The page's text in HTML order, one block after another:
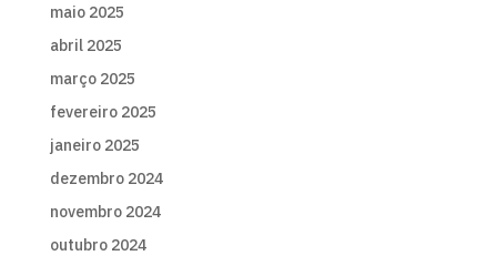
maio 2025
abril 2025
março 2025
fevereiro 2025
janeiro 2025
dezembro 2024
novembro 2024
outubro 2024